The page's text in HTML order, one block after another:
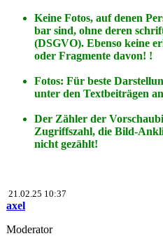
Keine Fotos, auf denen
bar sind, ohne deren
(DSGVO). Ebenso keine
oder Fragmente davon! !
Fotos: Für beste
unter den Textbeiträgen
Der Zähler der
Zugriffszahl, die Bild-
nicht gezählt!
21.02.25 10:37
axel
Moderator